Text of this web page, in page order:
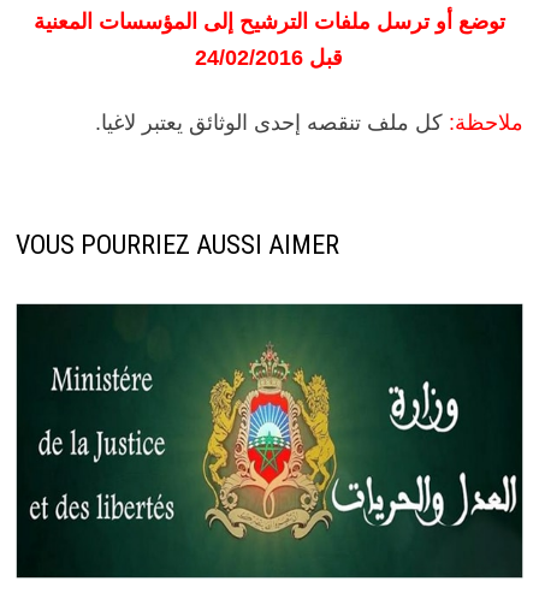
توضع أو ترسل ملفات الترشيح إلى المؤسسات المعنية
قبل 24/02/2016
ملاحظة: كل ملف تنقصه إحدى الوثائق يعتبر لاغيا.
VOUS POURRIEZ AUSSI AIMER